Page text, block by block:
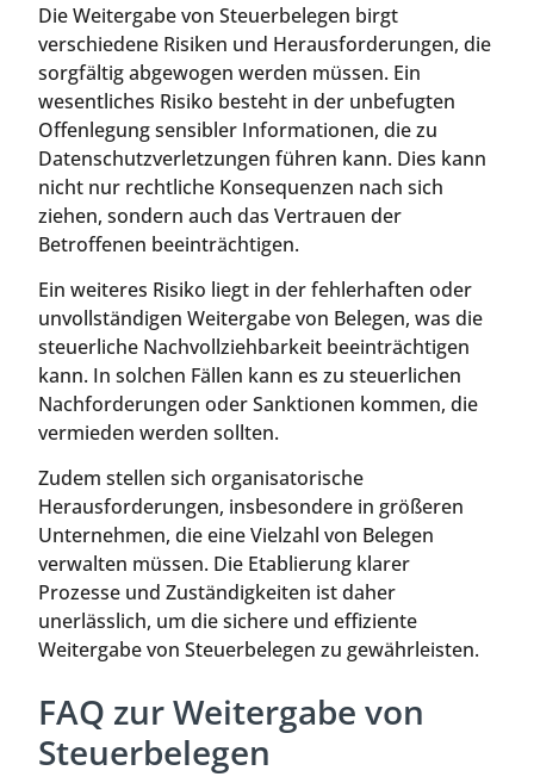
Die Weitergabe von Steuerbelegen birgt
verschiedene Risiken und Herausforderungen, die
sorgfältig abgewogen werden müssen. Ein
wesentliches Risiko besteht in der unbefugten
Offenlegung sensibler Informationen, die zu
Datenschutzverletzungen führen kann. Dies kann
nicht nur rechtliche Konsequenzen nach sich
ziehen, sondern auch das Vertrauen der
Betroffenen beeinträchtigen.
Ein weiteres Risiko liegt in der fehlerhaften oder
unvollständigen Weitergabe von Belegen, was die
steuerliche Nachvollziehbarkeit beeinträchtigen
kann. In solchen Fällen kann es zu steuerlichen
Nachforderungen oder Sanktionen kommen, die
vermieden werden sollten.
Zudem stellen sich organisatorische
Herausforderungen, insbesondere in größeren
Unternehmen, die eine Vielzahl von Belegen
verwalten müssen. Die Etablierung klarer
Prozesse und Zuständigkeiten ist daher
unerlässlich, um die sichere und effiziente
Weitergabe von Steuerbelegen zu gewährleisten.
FAQ zur Weitergabe von
Steuerbelegen